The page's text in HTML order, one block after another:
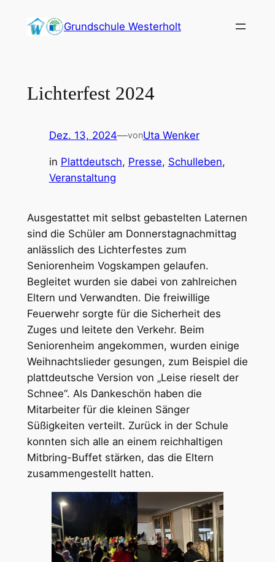
Inhalt
Grundschule Westerholt
Lichterfest 2024
Dez. 13, 2024—vonUta Wenker
in Plattdeutsch, Presse, Schulleben
Veranstaltung
Ausgestattet mit selbst gebastelten Laternen
sind die Schüler am Donnerstagnachmittag
anlässlich des Lichterfestes zum
Seniorenheim Vogskampen gelaufen.
Begleitet wurden sie dabei von zahlreichen
Eltern und Verwandten. Die freiwillige
Feuerwehr sorgte für die Sicherheit des
Zuges und leitete den Verkehr. Beim
Seniorenheim angekommen, wurden einige
Weihnachtslieder gesungen, zum Beispiel die
plattdeutsche Version von „Leise rieselt der
Schnee“. Als Dankeschön haben die
Mitarbeiter für die kleinen Sänger
Süßigkeiten verteilt. Zurück in der Schule
konnten sich alle an einem reichhaltigen
Mitbring-Buffet stärken, das die Eltern
zusammengestellt hatten.